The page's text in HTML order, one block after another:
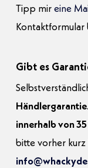
Tipp mir eine
Kontaktformular
Gibt es
Händlergarantie.
innerhalb von
bitte vorher kurz